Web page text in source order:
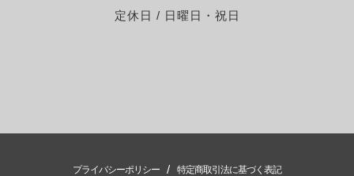
定休日 / 日曜日・祝日
プライバシーポリシー / 特定商取引法に基づく表記